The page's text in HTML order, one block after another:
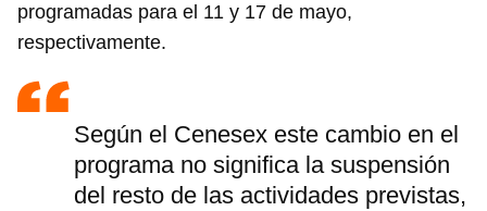
programadas para el 11 y 17 de mayo,
respectivamente.
Según el Cenesex este cambio en el
programa no significa la suspensión
del resto de las actividades previstas,